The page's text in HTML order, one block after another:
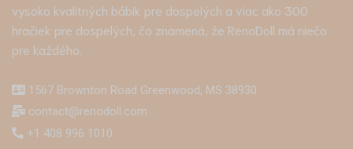
vysoko kvalitných bábik pre dospelých a viac ako 300
hračiek pre dospelých, čo znamená, že RenoDoll má niečo
pre každého.
1567 Brownton Road Greenwood, MS 38930
contact@renodoll.com
+1 408 996 1010